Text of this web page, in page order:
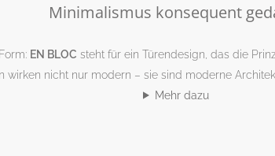
Minimalismus konsequent
EN BLOC steht für ein Türendesign, das die
wirken nicht nur modern – sie sind moderne
Mehr dazu